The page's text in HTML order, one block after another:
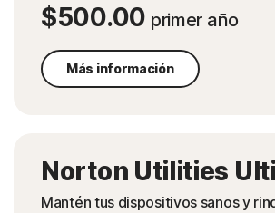
$500.00 primer año
Más información
Norton Utilities
Mantén tus dispositivos sanos y